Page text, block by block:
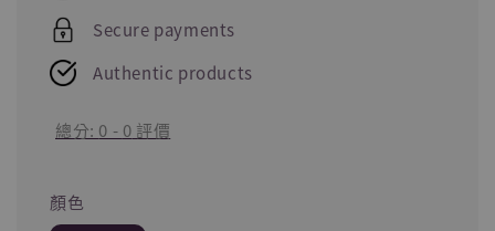
Secure payments
Authentic products
總分: 0 - 0 評價
顏色